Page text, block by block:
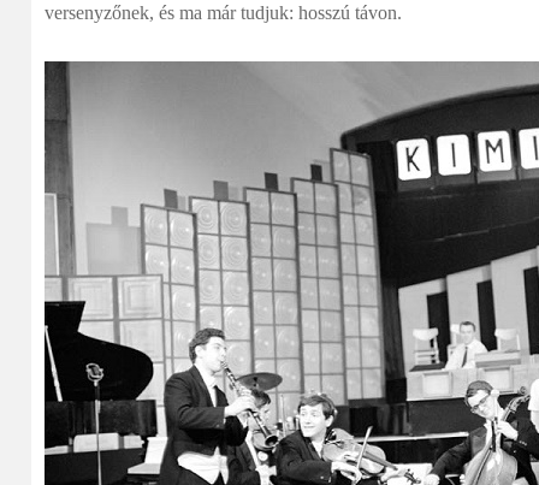
versenyzőnek, és ma már tudjuk: hosszú távon.